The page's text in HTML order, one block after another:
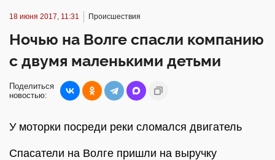
18 июня 2017, 11:31 Происшествия
Ночью на Волге спасли компанию
с двумя маленькими детьми
Поделиться
новостью:
У моторки посреди реки сломался двигатель
Спасатели на Волге пришли на выручку